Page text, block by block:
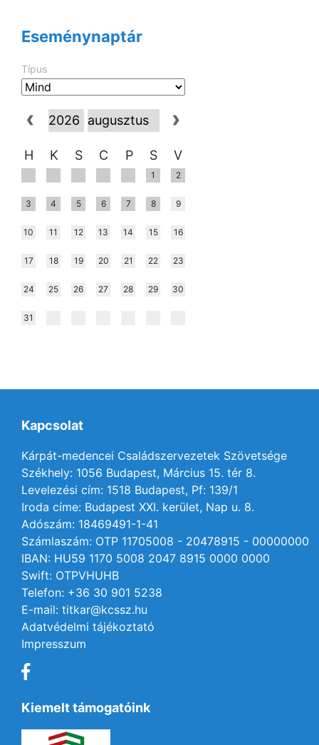
Eseménynaptár
Típus
H K S C P S V
1 2
3 4 5 6 7 8 9
10 11 12 13 14 15 16
17 18 19 20 21 22 23
24 25 26 27 28 29 30
31
Kapcsolat
Kárpát-medencei Családszervezetek Szövetsége
Székhely: 1056 Budapest, Március 15. tér 8.
Levelezési cím: 1518 Budapest, Pf: 139/1
Iroda címe: Budapest XXI. kerület, Nap u. 8.
Adószám: 18469491-1-41
Számlaszám: OTP 11705008 - 20478915 - 00000000
IBAN: HU59 1170 5008 2047 8915 0000 0000
Swift: OTPVHUHB
Telefon: +36 30 901 5238
E-mail: titkar@kcssz.hu
Adatvédelmi tájékoztató
Impresszum
Kiemelt támogatóink